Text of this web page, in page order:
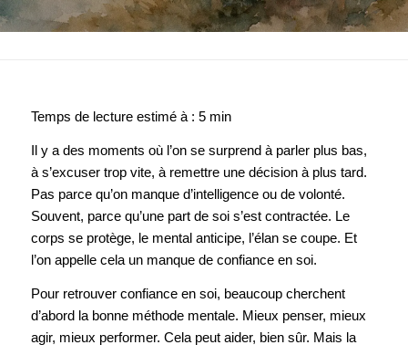
Il y a des moments où l’on se surprend à parler plus bas,
à s’excuser trop vite, à remettre une décision à plus tard.
Pas parce qu’on manque d’intelligence ou de volonté.
Souvent, parce qu’une part de soi s’est contractée. Le
corps se protège, le mental anticipe, l’élan se coupe. Et
l’on appelle cela un manque de confiance en soi.
Pour retrouver confiance en soi, beaucoup cherchent
d’abord la bonne méthode mentale. Mieux penser, mieux
agir, mieux performer. Cela peut aider, bien sûr. Mais la